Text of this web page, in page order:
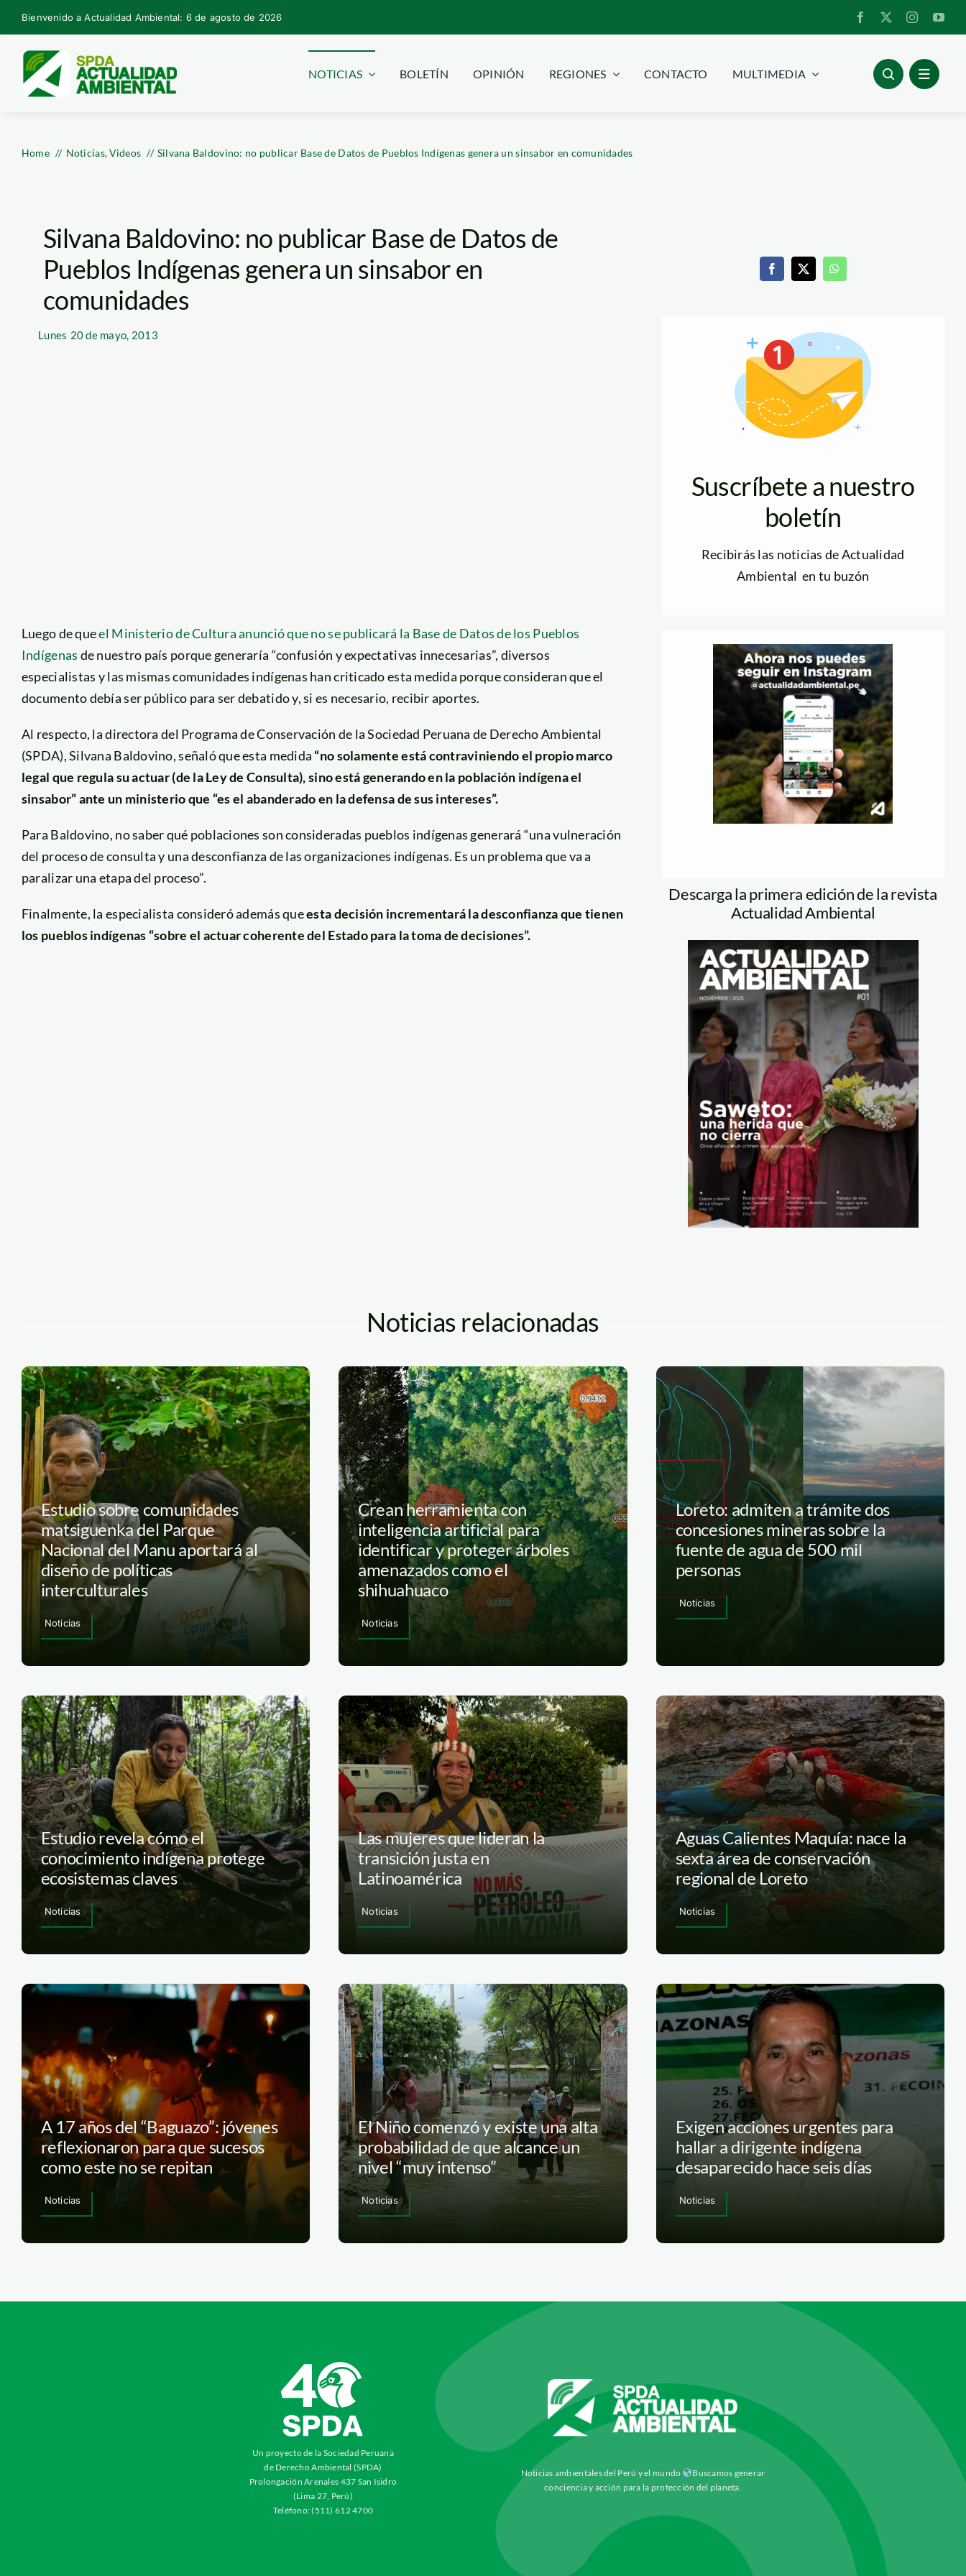
Skip
to
content
Bienvenido a Actualidad Ambiental: 6 de agosto de 2026
NOTICIAS BOLETÍN OPINIÓN REGIONES CONTACTO MULTIMEDIA
Home Noticias Videos Silvana Baldovino: no publicar Base de Datos de Pueblos Indígenas genera un sinsabor en comunidades
Silvana Baldovino: no publicar Base de Datos de
Pueblos Indígenas genera un sinsabor en
comunidades
Lunes 20 de mayo, 2013
Luego de queel Ministerio de Cultura anunció que no se publicará la Base de Datos de los Pueblos
Indígenas de nuestro país porque generaría “confusión y expectativas innecesarias”, diversos
especialistas y las mismas comunidades indígenas han criticado esta medida porque consideran que el
documento debía ser público para ser debatido y, si es necesario, recibir aportes.
Al respecto, la directora del Programa de Conservación de la Sociedad Peruana de Derecho Ambiental
(SPDA), Silvana Baldovino, señaló que esta medida “no solamente está contraviniendo el propio marco
legal que regula su actuar (de la Ley de Consulta), sino está generando en la población indígena el
sinsabor” ante un ministerio que “es el abanderado en la defensa de sus intereses”.
Para Baldovino, no saber qué poblaciones son consideradas pueblos indígenas generará “una vulneración
del proceso de consulta y una desconfianza de las organizaciones indígenas. Es un problema que va a
paralizar una etapa del proceso”.
Finalmente, la especialista consideró además queesta decisión incrementará la desconfianza que tienen
los pueblos indígenas “sobre el actuar coherente del Estado para la toma de decisiones”.
Suscríbete a nuestro
boletín
Recibirás las noticias de Actualidad
Ambiental en tu buzón
Descarga la primera edición de la revista
Actualidad Ambiental
Noticias relacionadas
Estudio sobre comunidades
matsiguenka del Parque
Nacional del Manu aportará al
diseño de políticas
interculturales
Noticias
Crean herramienta con
inteligencia artificial para
identificar y proteger árboles
amenazados como el
shihuahuaco
Noticias
Loreto: admiten a trámite dos
concesiones mineras sobre la
fuente de agua de 500 mil
personas
Noticias
Estudio revela cómo el
conocimiento indígena protege
ecosistemas claves
Noticias
Las mujeres que lideran la
transición justa en
Latinoamérica
Noticias
Aguas Calientes Maquía: nace la
sexta área de conservación
regional de Loreto
Noticias
A 17 años del “Baguazo”: jóvenes
reflexionaron para que sucesos
como este no se repitan
Noticias
El Niño comenzó y existe una alta
probabilidad de que alcance un
nivel “muy intenso”
Noticias
Exigen acciones urgentes para
hallar a dirigente indígena
desaparecido hace seis días
Noticias
Un proyecto de la Sociedad Peruana
de Derecho Ambiental (SPDA)
Prolongación Arenales 437 San Isidro
(Lima 27, Perú)
Teléfono: (511) 612 4700
Noticias ambientales del Perú y el mundo
Buscamos generar
conciencia y acción para la protección del planeta.